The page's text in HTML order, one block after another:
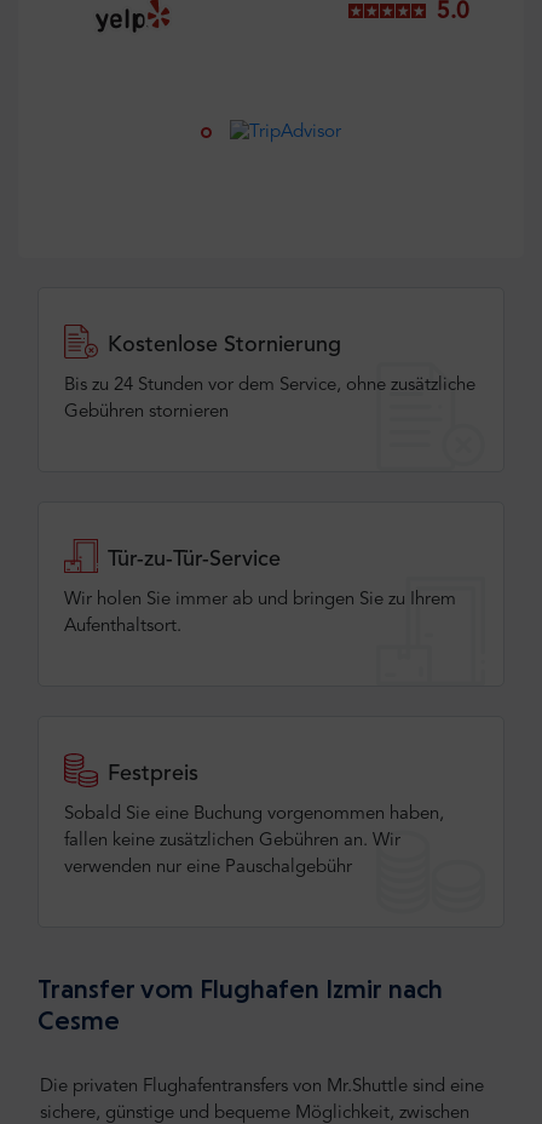
5.0
Kostenlose Stornierung
Bis zu 24 Stunden vor dem Service, ohne zusätzliche
Gebühren stornieren
Tür-zu-Tür-Service
Wir holen Sie immer ab und bringen Sie zu Ihrem
Aufenthaltsort.
Festpreis
Sobald Sie eine Buchung vorgenommen haben,
fallen keine zusätzlichen Gebühren an. Wir
verwenden nur eine Pauschalgebühr
Transfer vom Flughafen Izmir nach
Cesme
Die privaten Flughafentransfers von Mr.Shuttle sind eine
sichere, günstige und bequeme Möglichkeit, zwischen